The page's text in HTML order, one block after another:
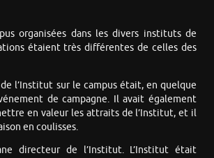
organisées dans les divers instituts de
étaient très différentes de celles des
l’Institut sur le campus était, en quelque
de campagne. Il avait également
en valeur les attraits de l’Institut, et il
en coulisses.
directeur de l’Institut. L’Institut était